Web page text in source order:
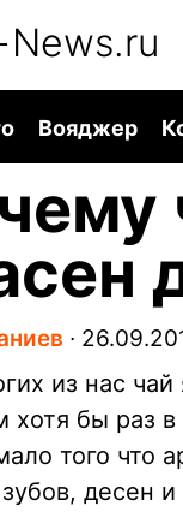
News.ru
Вояджер
∙
из нас
хотя бы раз
того что
десен и